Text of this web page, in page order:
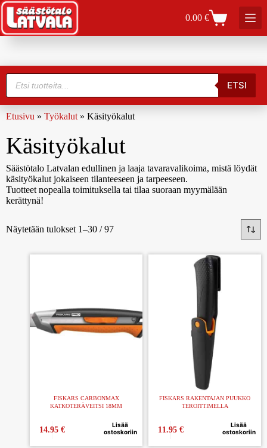
0.00€
ETSI
Etusivu » Työkalut » Käsityökalut
Käsityökalut
Säästötalo Latvalan edullinen ja laaja tavaravalikoima, mistä löydät
käsityökalut jokaiseen tilanteeseen ja tarpeeseen.
Tuotteet nopealla toimituksella tai tilaa suoraan myymälään
kerättynä!
Näytetään tulokset 1–30 / 97
FISKARS CARBONMAX
KATKOTERÄVEITSI 18MM
14.95 €
Lisää
ostoskoriin
FISKARS RAKENTAJAN PUUKKO
TEROITTIMELLA
11.95 €
Lisää
ostoskoriin